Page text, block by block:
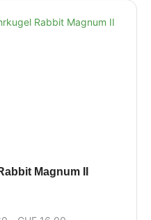
Magnum II